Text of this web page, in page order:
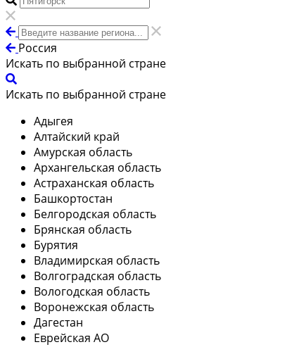
Россия
Искать по выбранной стране
Искать по выбранной стране
Адыгея
Алтайский край
Амурская область
Архангельская область
Астраханская область
Башкортостан
Белгородская область
Брянская область
Бурятия
Владимирская область
Волгоградская область
Вологодская область
Воронежская область
Дагестан
Еврейская АО